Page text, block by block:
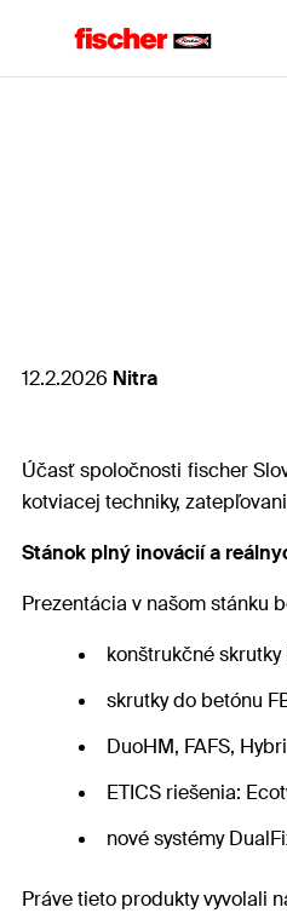
12.2.2026 Nitra
Účasť spoločnosti fischer
kotviacej techniky,
Stánok plný inovácií a
Prezentácia v našom stánku
konštrukčné skrutky
skrutky do betónu
DuoHM, FAFS,
ETICS riešenia:
nové systémy
Práve tieto produkty vyvolali